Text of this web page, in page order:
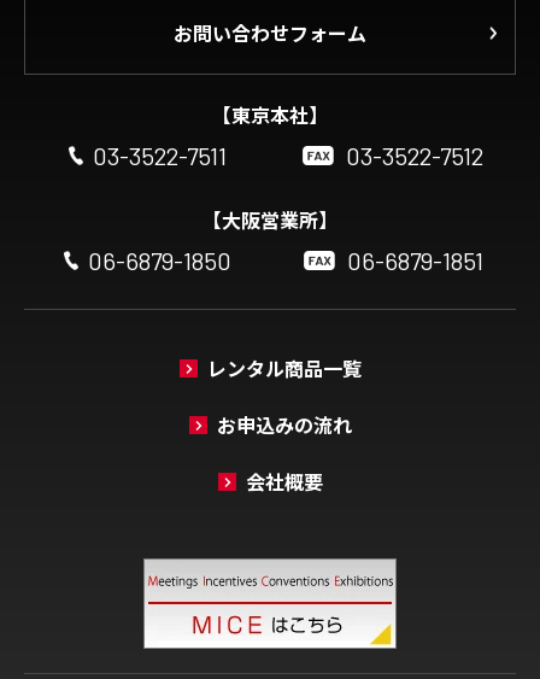
お問い合わせフォーム
【東京本社】
03-3522-7511
03-3522-7512
【大阪営業所】
06-6879-1850
06-6879-1851
レンタル商品一覧
お申込みの流れ
会社概要